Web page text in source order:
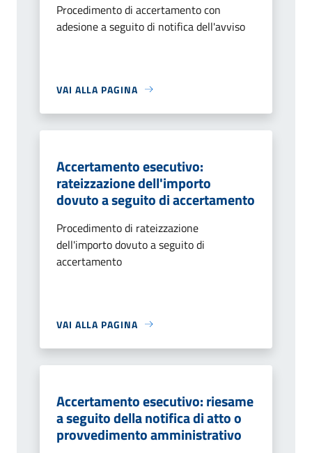
Procedimento di accertamento con
adesione a seguito di notifica dell'avviso
VAI ALLA PAGINA
Accertamento esecutivo:
rateizzazione dell'importo
dovuto a seguito di accertamento
Procedimento di rateizzazione
dell'importo dovuto a seguito di
accertamento
VAI ALLA PAGINA
Accertamento esecutivo: riesame
a seguito della notifica di atto o
provvedimento amministrativo